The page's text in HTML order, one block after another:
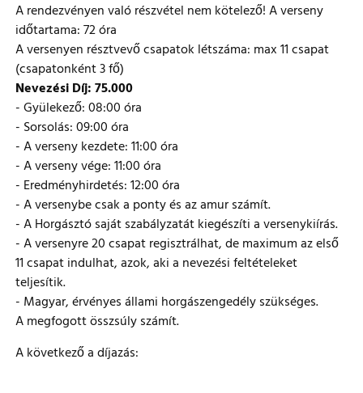
A rendezvényen való részvétel nem kötelező! A verseny
időtartama: 72 óra
A versenyen résztvevő csapatok létszáma: max 11 csapat
(csapatonként 3 fő)
Nevezési Díj: 75.000
- Gyülekező: 08:00 óra
- Sorsolás: 09:00 óra
- A verseny kezdete: 11:00 óra
- A verseny vége: 11:00 óra
- Eredményhirdetés: 12:00 óra
- A versenybe csak a ponty és az amur számít.
- A Horgásztó saját szabályzatát kiegészíti a versenykiírás.
- A versenyre 20 csapat regisztrálhat, de maximum az első
11 csapat indulhat, azok, aki a nevezési feltételeket
teljesítik.
- Magyar, érvényes állami horgászengedély szükséges.
A megfogott összsúly számít.
A következő a díjazás: